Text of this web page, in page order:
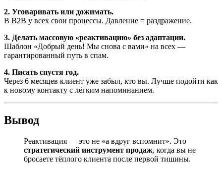
2. Уговаривать или дожимать.
В B2B у всех свои процессы. Давление = раздражение.
3. Делать массовую «реактивацию» без адаптации.
Шаблон «Добрый день! Мы снова с вами» на всех —
гарантированный путь в спам.
4. Писать спустя год.
Через 6 месяцев клиент уже забыл, кто вы. Лучше подойти как
к новому контакту с лёгким напоминанием.
Вывод
Реактивация — это не «а вдруг вспомнит». Это
стратегический инструмент продаж, когда вы не
бросаете тёплого клиента после первой тишины.